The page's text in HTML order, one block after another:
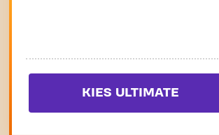
KIES ULTIMATE